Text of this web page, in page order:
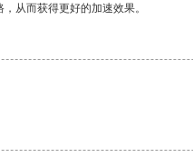
从而获得更好的加速效果。